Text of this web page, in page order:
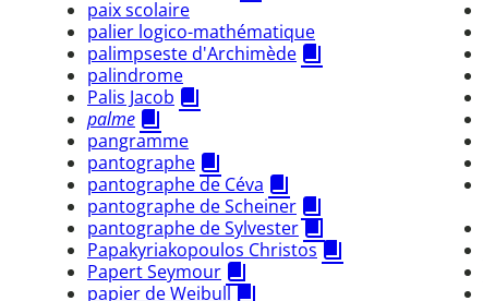
paix scolaire
palier logico-mathématique
palimpseste d'Archimède
palindrome
Palis Jacob
palme
pangramme
pantographe
pantographe de Céva
pantographe de Scheiner
pantographe de Sylvester
Papakyriakopoulos Christos
Papert Seymour
papier de Weibull